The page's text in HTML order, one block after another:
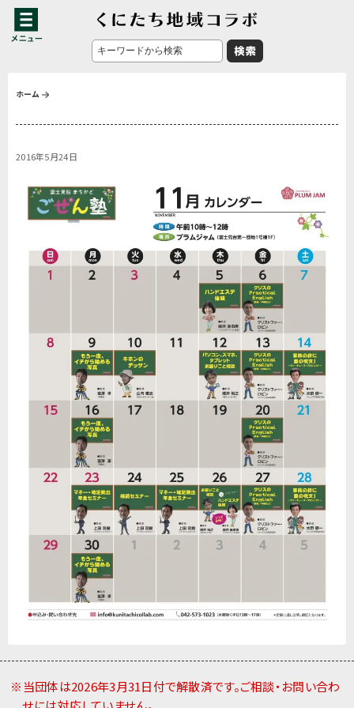
ホーム
2016年5月24日
※当団体は2026年3月31日付で解散済です。ご相談・お問い合わ